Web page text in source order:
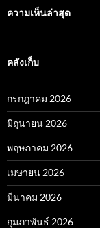
ความเห็นล่าสุด
คลังเก็บ
กรกฎาคม 2026
มิถุนายน 2026
พฤษภาคม 2026
เมษายน 2026
มีนาคม 2026
กุมภาพันธ์ 2026